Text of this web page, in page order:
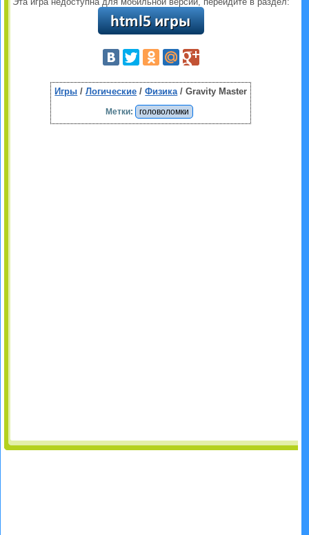
Игры /Логические /Физика/ Gravity Master
Метки: головоломки